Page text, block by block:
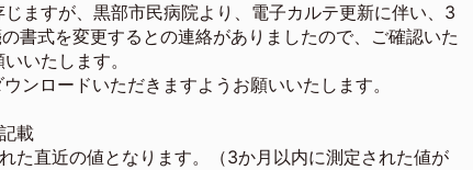
ますが、黒部市民病院より、電子カルテ更新に伴い、3
書式を変更するとの連絡がありましたので、ご確認いた
いたします。
ンロードいただきますようお願いいたします。
載
た直近の値となります。（3か月以内に測定された値が